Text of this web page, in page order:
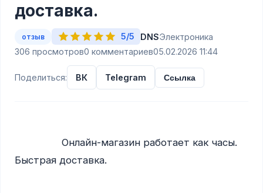
доставка.
отзыв 5/5 DNSЭлектроника
306 просмотров0 комментариев05.02.2026 11:44
Поделиться: ВК Telegram Ссылка
Быстрая доставка.